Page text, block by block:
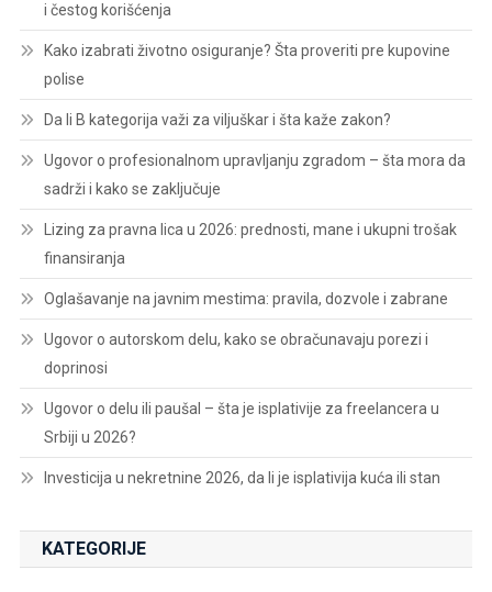
i čestog korišćenja
Kako izabrati životno osiguranje? Šta proveriti pre kupovine
polise
Da li B kategorija važi za viljuškar i šta kaže zakon?
Ugovor o profesionalnom upravljanju zgradom – šta mora da
sadrži i kako se zaključuje
Lizing za pravna lica u 2026: prednosti, mane i ukupni trošak
finansiranja
Oglašavanje na javnim mestima: pravila, dozvole i zabrane
Ugovor o autorskom delu, kako se obračunavaju porezi i
doprinosi
Ugovor o delu ili paušal – šta je isplativije za freelancera u
Srbiji u 2026?
Investicija u nekretnine 2026, da li je isplativija kuća ili stan
KATEGORIJE